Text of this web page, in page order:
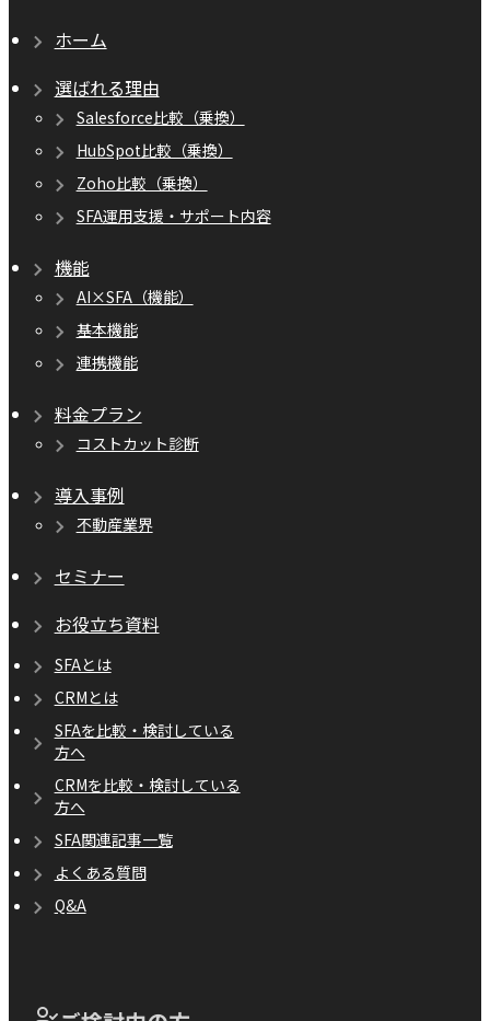
ホーム
選ばれる理由
Salesforce比較（乗換）
HubSpot比較（乗換）
Zoho比較（乗換）
SFA運用支援・サポート内容
機能
AI×SFA（機能）
基本機能
連携機能
料金プラン
コストカット診断
導入事例
不動産業界
セミナー
お役立ち資料
SFAとは
CRMとは
SFAを比較・検討している
方へ
CRMを比較・検討している
方へ
SFA関連記事一覧
よくある質問
Q&A